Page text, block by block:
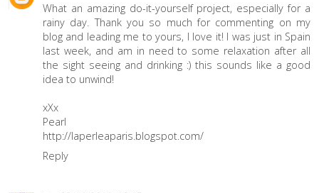
What an amazing do-it-yourself project, especially for a
rainy day. Thank you so much for commenting on my
blog and leading me to yours, I love it! I was just in Spain
last week, and am in need to some relaxation after all
the sight seeing and drinking :) this sounds like a good
idea to unwind!
xXx
Pearl
http://laperleaparis.blogspot.com/
Reply